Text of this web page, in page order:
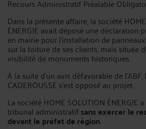
Recours Administratif Préalable
Dans la présente affaire, la société
ÉNERGIE avait déposé une déclaration
en mairie pour l'installation de
sur la toiture de ses clients, mais située
visibilité de monuments historiques.
À la suite d'un avis défavorable de
CADEROUSSE s'est opposé au projet.
La société HOME SOLUTION ÉNERGIE
tribunal administratifsans exercer le
devant le préfet de région.